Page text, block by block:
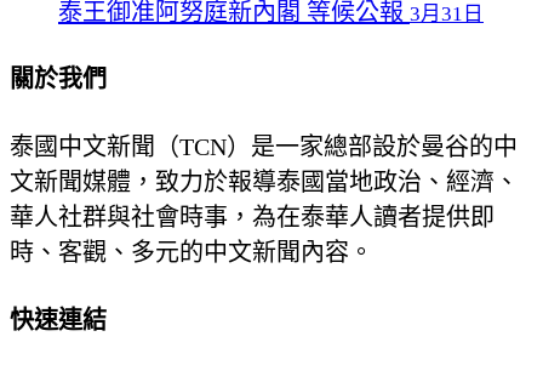
泰王御准阿努庭新內閣 等候公報 3月31日
關於我們
泰國中文新聞（TCN）是一家總部設於曼谷的中
文新聞媒體，致力於報導泰國當地政治、經濟、
華人社群與社會時事，為在泰華人讀者提供即
時、客觀、多元的中文新聞內容。
快速連結